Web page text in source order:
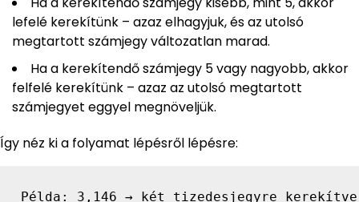
lefelé kerekítünk – azaz elhagyjuk, és az utolsó
megtartott számjegy változatlan marad.
Ha a kerekítendő számjegy 5 vagy nagyobb, akkor
felfelé kerekítünk – azaz az utolsó megtartott
számjegyet eggyel megnöveljük.
Így néz ki a folyamat lépésről lépésre:
Példa: 3,146 → két tizedesjegyre kerekítve